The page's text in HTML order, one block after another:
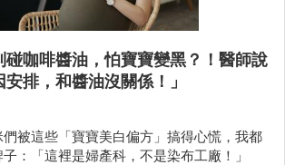
碰咖啡醬油，怕寶寶變黑？！醫師說
安排，和醬油沒關係！」
被這些「寶寶美白偏方」搞得心慌，我都
：「這裡是婦產科，不是染布工廠！」